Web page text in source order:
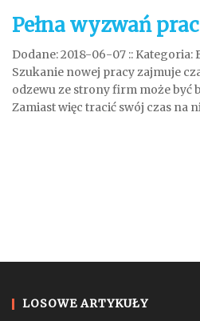
Pełna wyzwań
Dodane: 2018-06-07 :: Kategoria:
Szukanie nowej pracy zajmuje
odzewu ze strony firm może być
Zamiast więc tracić swój czas na
LOSOWE ARTYKUŁY